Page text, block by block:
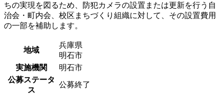
ちの実現を図るため、防犯カメラの設置または更新を行う自
治会・町内会、校区まちづくり組織に対して、その設置費用
の一部を補助します。
地域
兵庫県
明石市
実施機関
明石市
公募ステータ
ス
公募終了